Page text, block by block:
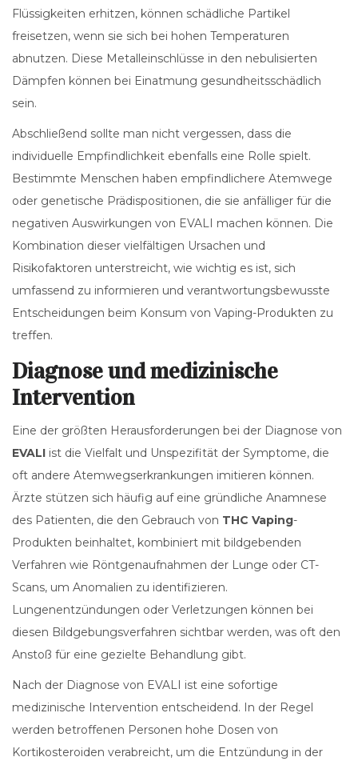
Flüssigkeiten erhitzen, können schädliche Partikel
freisetzen, wenn sie sich bei hohen Temperaturen
abnutzen. Diese Metalleinschlüsse in den nebulisierten
Dämpfen können bei Einatmung gesundheitsschädlich
sein.
Abschließend sollte man nicht vergessen, dass die
individuelle Empfindlichkeit ebenfalls eine Rolle spielt.
Bestimmte Menschen haben empfindlichere Atemwege
oder genetische Prädispositionen, die sie anfälliger für die
negativen Auswirkungen von EVALI machen können. Die
Kombination dieser vielfältigen Ursachen und
Risikofaktoren unterstreicht, wie wichtig es ist, sich
umfassend zu informieren und verantwortungsbewusste
Entscheidungen beim Konsum von Vaping-Produkten zu
treffen.
Diagnose und medizinische
Intervention
Eine der größten Herausforderungen bei der Diagnose von
EVALI ist die Vielfalt und Unspezifität der Symptome, die
oft andere Atemwegserkrankungen imitieren können.
Ärzte stützen sich häufig auf eine gründliche Anamnese
des Patienten, die den Gebrauch von THC Vaping-
Produkten beinhaltet, kombiniert mit bildgebenden
Verfahren wie Röntgenaufnahmen der Lunge oder CT-
Scans, um Anomalien zu identifizieren.
Lungenentzündungen oder Verletzungen können bei
diesen Bildgebungsverfahren sichtbar werden, was oft den
Anstoß für eine gezielte Behandlung gibt.
Nach der Diagnose von EVALI ist eine sofortige
medizinische Intervention entscheidend. In der Regel
werden betroffenen Personen hohe Dosen von
Kortikosteroiden verabreicht, um die Entzündung in der